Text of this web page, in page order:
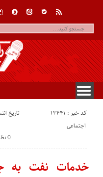
کد خبر : 13441 تاریخ انتشار :
0 نظر
اجتماعی
خدمات نفت به